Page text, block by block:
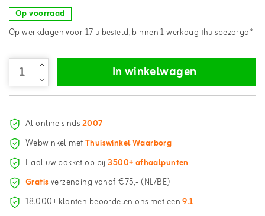
Op voorraad
Op werkdagen voor 17 u besteld, binnen 1 werkdag thuisbezorgd*
In winkelwagen
Al online sinds2007
Webwinkel metThuiswinkel Waarborg
Haal uw pakket op bij3500+ afhaalpunten
Gratisverzending vanaf €75,- (NL/BE)
18.000+ klanten beoordelen ons met een9.1